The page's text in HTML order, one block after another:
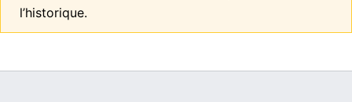
l’historique.